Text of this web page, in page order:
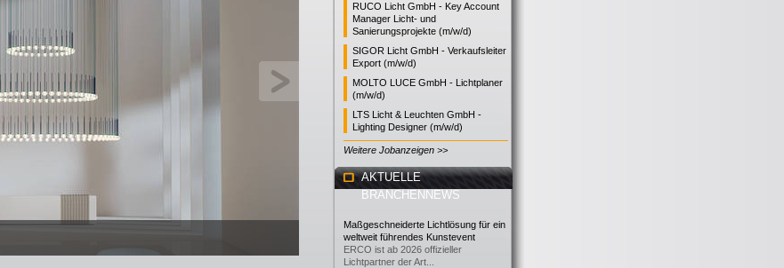
RUCO Licht GmbH - Key Account
Manager Licht- und
Sanierungsprojekte (m/w/d)
SIGOR Licht GmbH - Verkaufsleiter
Export (m/w/d)
MOLTO LUCE GmbH - Lichtplaner
(m/w/d)
LTS Licht & Leuchten GmbH -
Lighting Designer (m/w/d)
Weitere Jobanzeigen >>
AKTUELLE
BRANCHENNEWS
Maßgeschneiderte Lichtlösung für ein
weltweit führendes Kunstevent
ERCO ist ab 2026 offizieller
Lichtpartner der Art...